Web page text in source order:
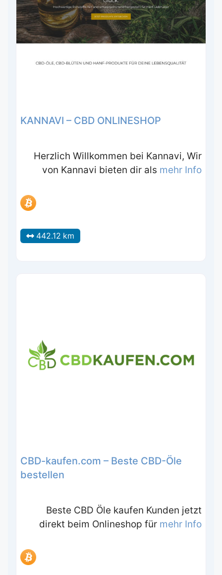
KANNAVI – CBD ONLINESHOP
Herzlich Willkommen bei Kannavi, Wir
von Kannavi bieten dir als mehr Info
442.12 km
CBD-kaufen.com – Beste CBD-Öle
bestellen
Beste CBD Öle kaufen Kunden jetzt
direkt beim Onlineshop für mehr Info